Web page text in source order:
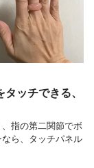
ッチできる、
指の第二関節でボ
ら、タッチパネル